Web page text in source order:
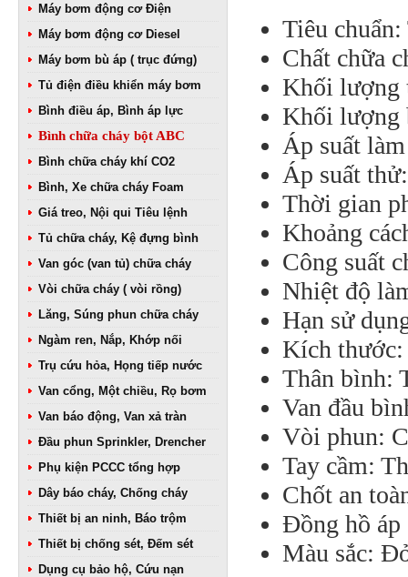
Máy bơm động cơ Điện
Máy bơm động cơ Diesel
Máy bơm bù áp ( trục đứng)
Tủ điện điều khiển máy bơm
Bình điều áp, Bình áp lực
Bình chữa cháy bột ABC
Bình chữa cháy khí CO2
Bình, Xe chữa cháy Foam
Giá treo, Nội qui Tiêu lệnh
Tủ chữa cháy, Kệ đựng bình
Van góc (van tủ) chữa cháy
Vòi chữa cháy ( vòi rồng)
Lăng, Súng phun chữa cháy
Ngàm ren, Nắp, Khớp nối
Trụ cứu hỏa, Họng tiếp nước
Van cổng, Một chiều, Rọ bơm
Van báo động, Van xả tràn
Đầu phun Sprinkler, Drencher
Phụ kiện PCCC tổng hợp
Dây báo cháy, Chống cháy
Thiết bị an ninh, Báo trộm
Thiết bị chống sét, Đếm sét
Dụng cụ bảo hộ, Cứu nạn
Tiêu
Chất chữa
Khối lượng
Khối lượng
Áp suất
Áp suất
Thời gian
Khoảng
Công suất
Nhiệt độ
Hạn sử
Kích
Thân bình:
Van đầu
Vòi phun:
Tay cầm:
Chốt an
Đồng hồ áp
Màu sắc: